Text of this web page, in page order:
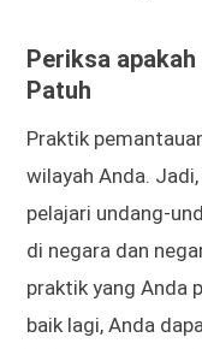
Periksa
Patuh
Praktik
wilayah Anda.
pelajari undang-
di negara dan
praktik yang Anda
baik lagi, Anda